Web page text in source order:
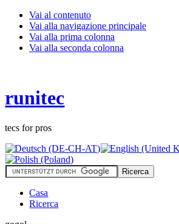
Vai al contenuto
Vai alla navigazione principale
Vai alla prima colonna
Vai alla seconda colonna
runitec
tecs for pros
Casa
Ricerca